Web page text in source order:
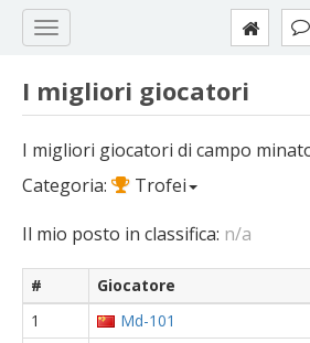
I migliori giocatori
I migliori giocatori di campo
Categoria:
Trofei
Il mio posto in classifica: n/a
# Giocatore
1
Md-101